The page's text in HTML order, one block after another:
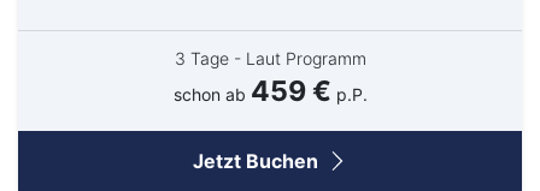
3 Tage - Laut Programm
schon ab 459 € p.P.
Jetzt Buchen